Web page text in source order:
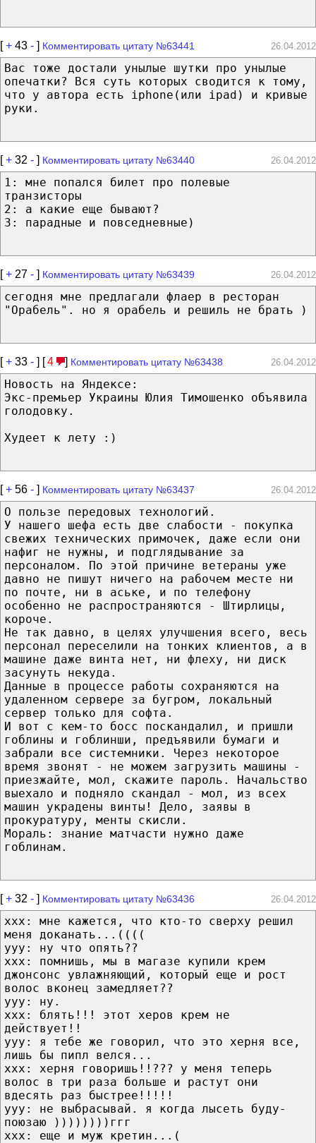
[+ 43 - ] Комментировать цитату №63441 26.04.2012
Вас тоже достали унылые шутки про унылые
опечатки? Вся суть которых сводится к тому,
что у автора есть iphone(или ipad) и кривые
руки.
[+ 32 - ] Комментировать цитату №63440 26.04.2012
1: мне попался билет про полевые
транзисторы
2: а какие еще бывают?
3: парадные и повседневные)
[+ 27 - ] Комментировать цитату №63439 26.04.2012
сегодня мне предлагали флаер в ресторан
"Орабель". но я орабель и решиль не брать )
[+ 33 - ] [4 ] Комментировать цитату №63438 26.04.2012
Новость на Яндексе:
Экс-премьер Украины Юлия Тимошенко объявила
голодовку.
Худеет к лету :)
[+ 56 - ] Комментировать цитату №63437 26.04.2012
О пользе передовых технологий.
У нашего шефа есть две слабости - покупка
свежих технических примочек, даже если они
нафиг не нужны, и подглядывание за
персоналом. По этой причине ветераны уже
давно не пишут ничего на рабочем месте ни
по почте, ни в аське, и по телефону
особенно не распространяются - Штирлицы,
короче.
Не так давно, в целях улучшения всего, весь
персонал переселили на тонких клиентов, а в
машине даже винта нет, ни флеху, ни диск
засунуть некуда.
Данные в процессе работы сохраняются на
удаленном сервере за бугром, локальный
сервер только для софта.
И вот с кем-то босс поскандалил, и пришли
гоблины и гоблинши, предъявили бумаги и
забрали все системники. Через некоторое
время звонят - не можем загрузить машины -
приезжайте, мол, скажите пароль. Начальство
выехало и подняло скандал - мол, из всех
машин украдены винты! Дело, заявы в
прокуратуру, менты скисли.
Мораль: знание матчасти нужно даже
гоблинам.
[+ 32 - ] Комментировать цитату №63436 26.04.2012
xxx: мне кажется, что кто-то сверху решил
меня доканать...((((
yyy: ну что опять??
xxx: помнишь, мы в магазе купили крем
джонсонс увлажняющий, который еще и рост
волос вконец замедляет??
yyy: ну.
xxx: блять!!! этот херов крем не
действует!!
yyy: я тебе же говорил, что это херня все,
лишь бы пипл велся...
xxx: херня говоришь!!??? у меня теперь
волос в три раза больше и растут они
вдесять раз быстрее!!!!!
yyy: не выбрасывай. я когда лысеть буду-
поюзаю ))))))))ггг
xxx: еще и муж кретин...(